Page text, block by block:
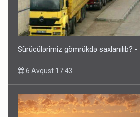
Sürücülərimiz gömrükdə saxlanılıb? -
6 Avqust 17:43